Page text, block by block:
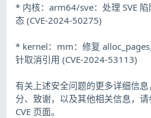
* 内核：arm64/sve：处理 SVE
态 (CVE-2024-50275)
* kernel：mm：修复
针取消引用 (CVE-2024-53113)
有关上述安全问题的更多详细信息
分、致谢，以及其他相关信息，请
CVE 页面。